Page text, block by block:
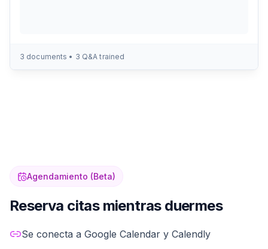
3 documents • 3 Q&A trained
Agendamiento (Beta)
Reserva citas mientras duermes
Tu IA revisa la disponibilidad de tu calendario y agenda
Se conecta a Google Calendar y Calendly